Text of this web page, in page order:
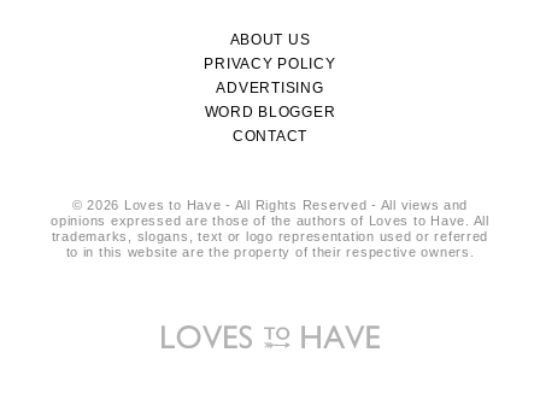
ABOUT US
PRIVACY POLICY
ADVERTISING
WORD BLOGGER
CONTACT
© 2026 Loves to Have - All Rights Reserved - All views and
opinions expressed are those of the authors of Loves to Have. All
trademarks, slogans, text or logo representation used or referred
to in this website are the property of their respective owners.